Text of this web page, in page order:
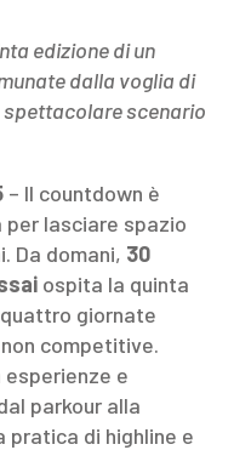
edizione di un
dalla voglia di
scenario
– Il countdown è
per lasciare spazio
Da domani, 30
ospita la quinta
giornate
competitive.
esperienze e
parkour alla
di highline e